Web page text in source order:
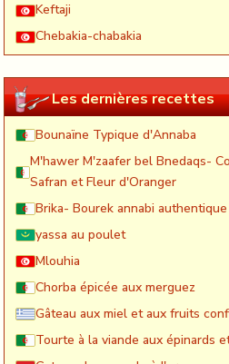
Keftaji
Chebakia-chabakia
Les dernières recettes
Bounaïne Typique d'Annaba
M'hawer M'zaafer bel Bnedaqs-
Safran et Fleur d'Oranger
Brika- Bourek annabi authentique
yassa au poulet
Mlouhia
Chorba épicée aux merguez
Gâteau aux miel et aux fruits
Tourte à la viande aux épinards